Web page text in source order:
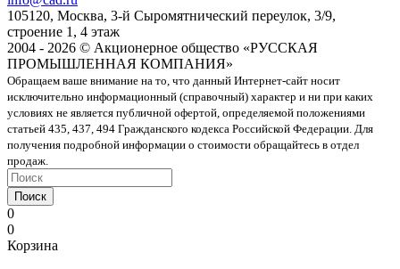
105120, Москва, 3-й Сыромятнический переулок, 3/9,
строение 1, 4 этаж
2004 - 2026 © Акционерное общество «РУССКАЯ
ПРОМЫШЛЕННАЯ КОМПАНИЯ»
Обращаем ваше внимание на то, что данный Интернет-сайт носит
исключительно информационный (справочный) характер и ни при каких
условиях не является публичной офертой, определяемой положениями
статьей 435, 437, 494 Гражданского кодекса Российской Федерации. Для
получения подробной информации о стоимости обращайтесь в отдел
продаж.
Поиск
0
0
Корзина